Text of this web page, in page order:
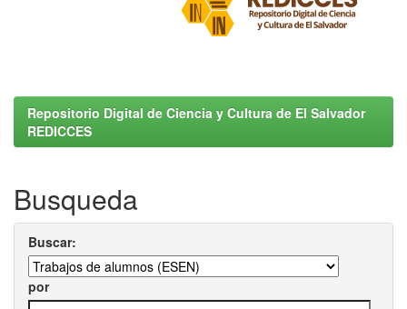
Repositorio Digital de Ciencia y Cultura de El Salvador
REDICCES
Busqueda
Buscar:
por